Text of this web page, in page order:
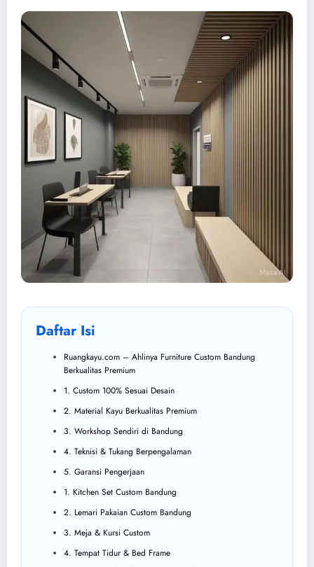
Daftar Isi
Ruangkayu.com – Ahlinya Furniture Custom Bandung
Berkualitas Premium
1. Custom 100% Sesuai Desain
2. Material Kayu Berkualitas Premium
3. Workshop Sendiri di Bandung
4. Teknisi & Tukang Berpengalaman
5. Garansi Pengerjaan
1. Kitchen Set Custom Bandung
2. Lemari Pakaian Custom Bandung
3. Meja & Kursi Custom
4. Tempat Tidur & Bed Frame